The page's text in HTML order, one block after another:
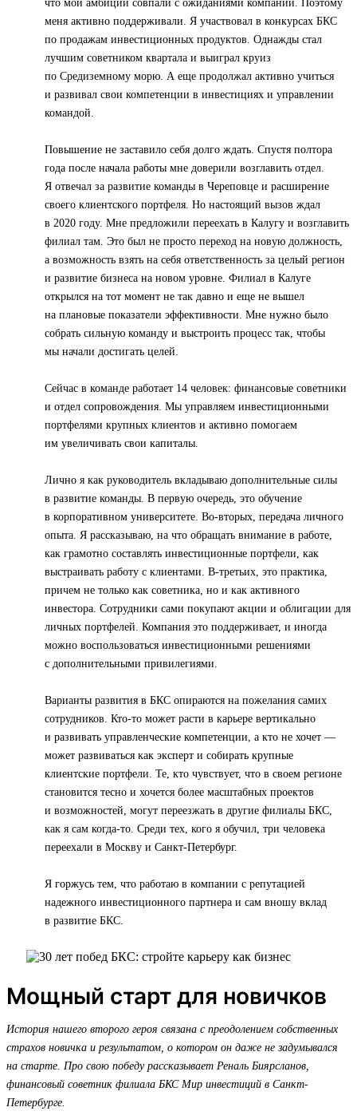
что мои амбиции совпали с ожиданиями компании. Поэтому
меня активно поддерживали. Я участвовал в конкурсах БКС
по продажам инвестиционных продуктов. Однажды стал
лучшим советником квартала и выиграл круиз
по Средиземному морю. А еще продолжал активно учиться
и развивал свои компетенции в инвестициях и управлении
командой.
Повышение не заставило себя долго ждать. Спустя полтора
года после начала работы мне доверили возглавить отдел.
Я отвечал за развитие команды в Череповце и расширение
своего клиентского портфеля. Но настоящий вызов ждал
в 2020 году. Мне предложили переехать в Калугу и возглавить
филиал там. Это был не просто переход на новую должность,
а возможность взять на себя ответственность за целый регион
и развитие бизнеса на новом уровне. Филиал в Калуге
открылся на тот момент не так давно и еще не вышел
на плановые показатели эффективности. Мне нужно было
собрать сильную команду и выстроить процесс так, чтобы
мы начали достигать целей.
Сейчас в команде работает 14 человек: финансовые советники
и отдел сопровождения. Мы управляем инвестиционными
портфелями крупных клиентов и активно помогаем
им увеличивать свои капиталы.
Лично я как руководитель вкладываю дополнительные силы
в развитие команды. В первую очередь, это обучение
в корпоративном университете. Во-вторых, передача личного
опыта. Я рассказываю, на что обращать внимание в работе,
как грамотно составлять инвестиционные портфели, как
выстраивать работу с клиентами. В-третьих, это практика,
причем не только как советника, но и как активного
инвестора. Сотрудники сами покупают акции и облигации для
личных портфелей. Компания это поддерживает, и иногда
можно воспользоваться инвестиционными решениями
с дополнительными привилегиями.
Варианты развития в БКС опираются на пожелания самих
сотрудников. Кто-то может расти в карьере вертикально
и развивать управленческие компетенции, а кто не хочет —
может развиваться как эксперт и собирать крупные
клиентские портфели. Те, кто чувствует, что в своем регионе
становится тесно и хочется более масштабных проектов
и возможностей, могут переезжать в другие филиалы БКС,
как я сам когда-то. Среди тех, кого я обучил, три человека
переехали в Москву и Санкт-Петербург.
Я горжусь тем, что работаю в компании с репутацией
надежного инвестиционного партнера и сам вношу вклад
в развитие БКС.
Мощный старт для новичков
История нашего второго героя связана с преодолением собственных
страхов новичка и результатом, о котором он даже не задумывался
на старте. Про свою победу рассказывает Реналь Биярсланов,
финансовый советник филиала БКС Мир инвестиций в Санкт-
Петербурге.